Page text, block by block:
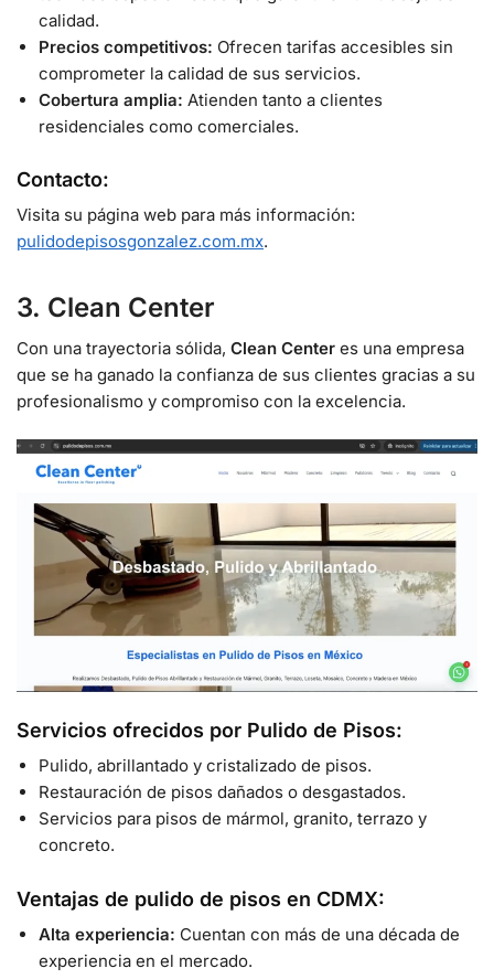
calidad.
Precios competitivos: Ofrecen tarifas accesibles sin
comprometer la calidad de sus servicios.
Cobertura amplia: Atienden tanto a clientes
residenciales como comerciales.
Contacto:
Visita su página web para más información:
pulidodepisosgonzalez.com.mx.
3. Clean Center
Con una trayectoria sólida, Clean Center es una empresa
que se ha ganado la confianza de sus clientes gracias a su
profesionalismo y compromiso con la excelencia.
Servicios ofrecidos por Pulido de Pisos:
Pulido, abrillantado y cristalizado de pisos.
Restauración de pisos dañados o desgastados.
Servicios para pisos de mármol, granito, terrazo y
concreto.
Ventajas de pulido de pisos en CDMX:
Alta experiencia: Cuentan con más de una década de
experiencia en el mercado.